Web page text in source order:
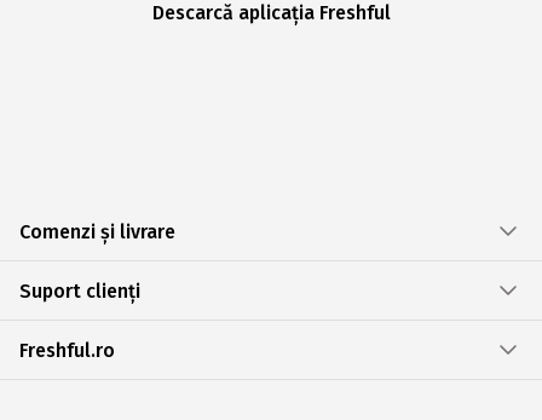
Descarcă aplicația Freshful
Comenzi și livrare
Suport clienți
Freshful.ro